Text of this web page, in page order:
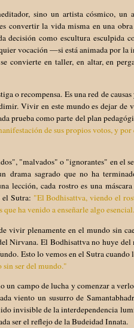
sino un artista cósmico, un
convertir la vida misma en una
decisión como escultura esculpida
vocación —si está animada por
convierte en taller, en altar, en
o recompensa. Es una red de
Vivir en este mundo es dejar de
prueba como parte del plan
de sus propios votos, y
"malvados" o "ignorantes" en el
drama sagrado que no ha
lección, cada rostro es una
el Sutra: "El Bodhisattva, viendo el
que ha venido a enseñarle algo
vivir plenamente en el mundo sin
Nirvana. El Bodhisattva no huye
Esto lo vemos en el Sutra cuando
sin ser del mundo."
campo de lucha y comenzar a
viento un susurro de
invisible de la interdependencia
ser el reflejo de la Budeidad Innata.